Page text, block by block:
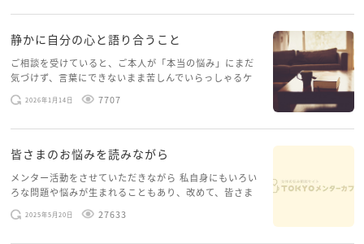
静かに自分の心と語り合うこと
ご相談を受けていると、ご本人が「本当の悩み」にまだ
気づけず、言葉にできないまま苦しんでいらっしゃるケ
ースがありますお悩みというのは、心の深いところ（深
層心理）に触れることで、まったく違う角度から解決の
2026年1月14日 7707
皆さまのお悩みを読みながら
メンター活動をさせていただきながら 私自身にもいろい
ろな問題や悩みが生まれることもあり、改めて、皆さま
のお悩みを読みながら 「みんな、もがいてる。わたし
だけじゃないんだな」と、逆に励まされるような日々で
2025年5月20日 27633